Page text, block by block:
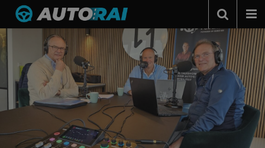
Autonieuws
Podcast
Autotests
Automerken
Adverteren